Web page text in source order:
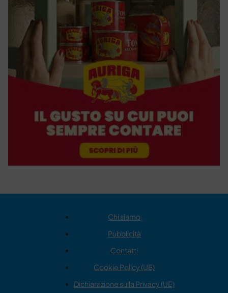
Chi siamo
Pubblicità
Contatti
Cookie Policy (UE)
Dichiarazione sulla Privacy (UE)